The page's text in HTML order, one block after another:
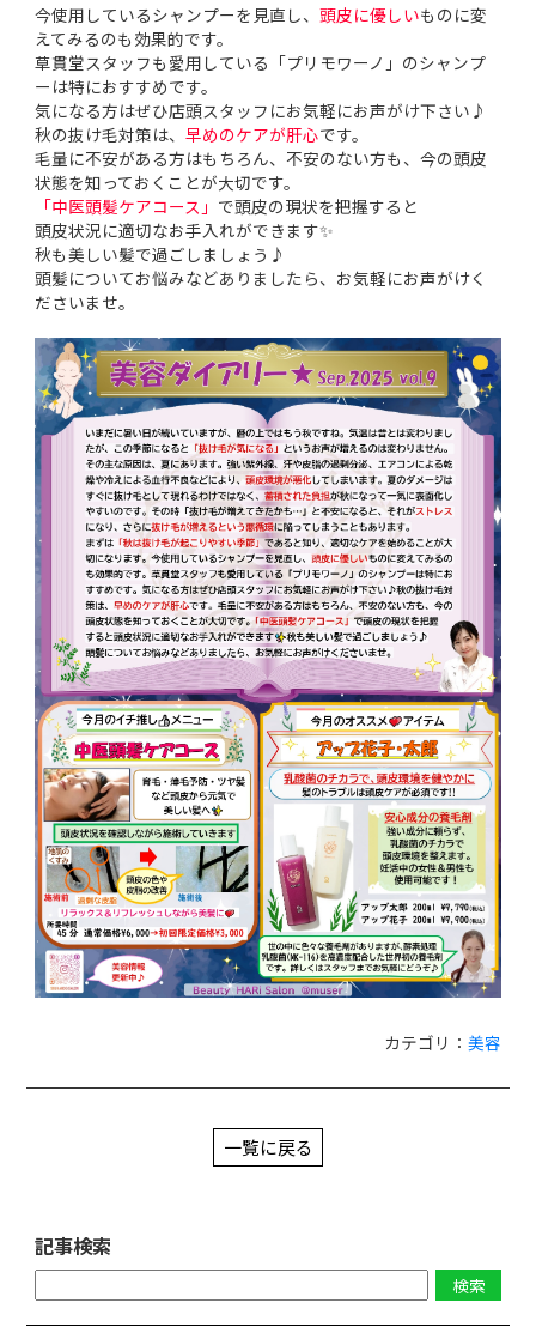
今使用しているシャンプーを見直し、頭皮に優しいものに変
えてみるのも効果的です。
草貫堂スタッフも愛用している「プリモワーノ」のシャンプ
ーは特におすすめです。
気になる方はぜひ店頭スタッフにお気軽にお声がけ下さい♪
秋の抜け毛対策は、早めのケアが肝心です。
毛量に不安がある方はもちろん、不安のない方も、今の頭皮
状態を知っておくことが大切です。
「中医頭髪ケアコース」 で頭皮の現状を把握すると
頭皮状況に適切なお手入れができます✨
秋も美しい髪で過ごしましょう♪
頭髪についてお悩みなどありましたら、お気軽にお声がけく
ださいませ。
カテゴリ： 美容
一覧に戻る
記事検索